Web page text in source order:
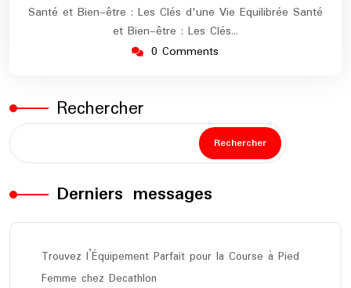
Santé et Bien-être : Les Clés d'une Vie Equilibrée Santé
et Bien-être : Les Clés…
0 Comments
Rechercher
Rechercher
Derniers messages
Trouvez l’Équipement Parfait pour la Course à Pied
Femme chez Decathlon